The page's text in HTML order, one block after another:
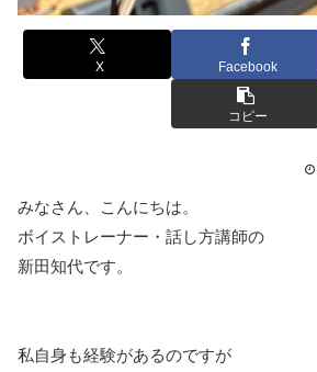
X Facebook
コピー
みなさん、こんにちは。
ボイストレーナー・話し方講師の
新田知代です。
私自身も経験があるのですが